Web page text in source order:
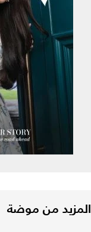
المزيد من موضة